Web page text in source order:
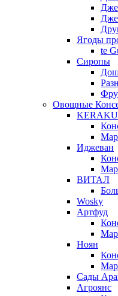
Ягоды
te
Сиропы
Овощные
Иджеван
ВИТАЛ
Wosky
Артфуд
Ноян
Сады
Агроянс